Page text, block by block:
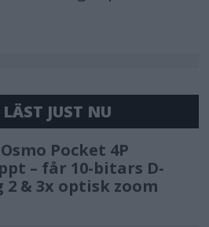
JUST NU
Osmo Pocket 4P
– får 10-bitars D-
2 & 3x optisk zoom